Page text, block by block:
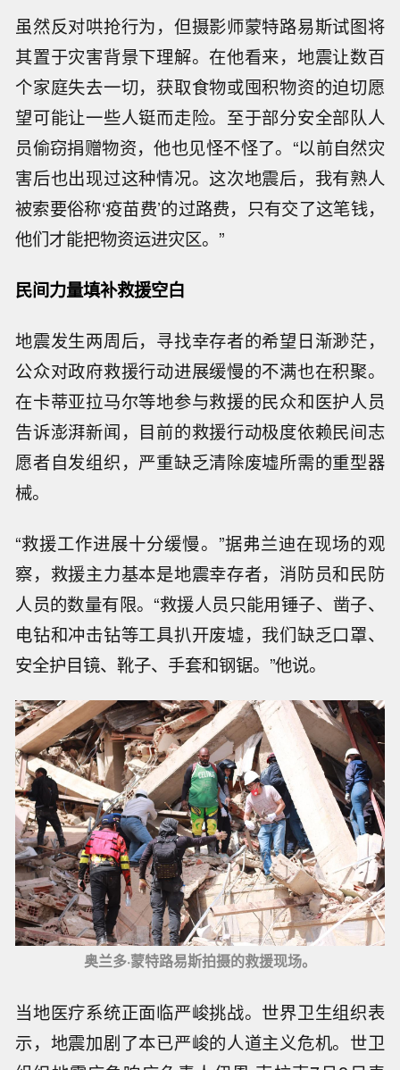
虽然反对哄抢行为，但摄影师蒙特路易斯试图将
其置于灾害背景下理解。在他看来，地震让数百
个家庭失去一切，获取食物或囤积物资的迫切愿
望可能让一些人铤而走险。至于部分安全部队人
员偷窃捐赠物资，他也见怪不怪了。“以前自然灾
害后也出现过这种情况。这次地震后，我有熟人
被索要俗称‘疫苗费’的过路费，只有交了这笔钱，
他们才能把物资运进灾区。”
民间力量填补救援空白
地震发生两周后，寻找幸存者的希望日渐渺茫，
公众对政府救援行动进展缓慢的不满也在积聚。
在卡蒂亚拉马尔等地参与救援的民众和医护人员
告诉澎湃新闻，目前的救援行动极度依赖民间志
愿者自发组织，严重缺乏清除废墟所需的重型器
械。
“救援工作进展十分缓慢。”据弗兰迪在现场的观
察，救援主力基本是地震幸存者，消防员和民防
人员的数量有限。“救援人员只能用锤子、凿子、
电钻和冲击钻等工具扒开废墟，我们缺乏口罩、
安全护目镜、靴子、手套和钢锯。”他说。
奥兰多·蒙特路易斯拍摄的救援现场。
当地医疗系统正面临严峻挑战。世界卫生组织表
示，地震加剧了本已严峻的人道主义危机。世卫